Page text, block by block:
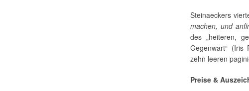
Steinaeckers
machen, und
des „heiteren,
Gegenwart“ (Iris
zehn leeren
Preise &